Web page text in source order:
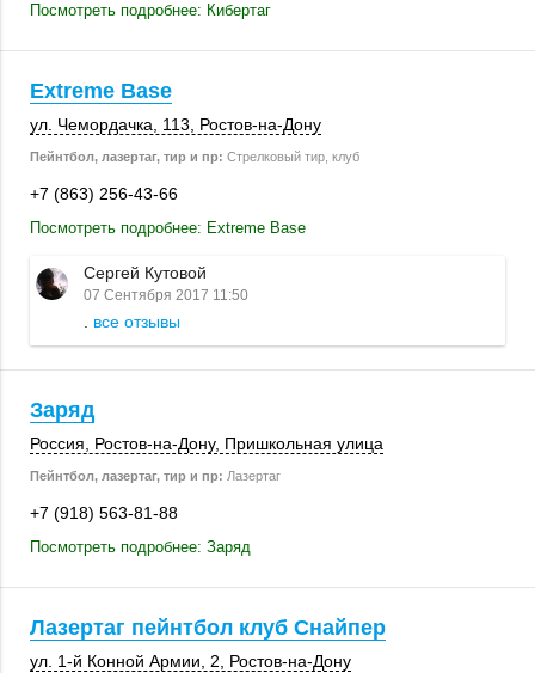
Посмотреть подробнее: Кибертаг
Extreme Base
ул. Чемордачка 113 Ростов-на-Дону
Пейнтбол, лазертаг, тир и пр: Стрелковый тир, клуб
+7 (863) 256-43-66
Посмотреть подробнее: Extreme Base
Сергей Кутовой
07 Сентября 2017 11:50
все отзывы
Заряд
Россия Ростов-на-Дону, Пришкольная улица
Пейнтбол, лазертаг, тир и пр: Лазертаг
+7 (918) 563-81-88
Посмотреть подробнее: Заряд
Лазертаг пейнтбол клуб Снайпер
ул. 1-й Конной Армии, 2, Ростов-на-Дону